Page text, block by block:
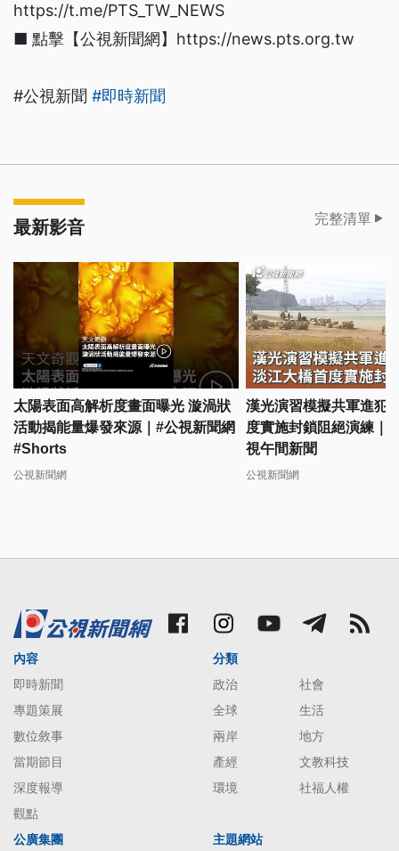
https://t.me/PTS_TW_NEWS
■ 點擊【公視新聞網】https://news.pts.org.tw
#公視新聞 #即時新聞
最新影音 完整清單
太陽表面高解析度畫面曝光 漩渦狀
活動揭能量爆發來源｜#公視新聞網
#Shorts
公視新聞網
漢光演習模擬共軍進犯
度實施封鎖阻絕演練｜
視午間新聞
公視新聞網
內容
即時新聞
專題策展
數位敘事
當期節目
深度報導
觀點
分類
政治
社會
全球
生活
兩岸
地方
產經
文教科技
環境
社福人權
公廣集團 主題網站